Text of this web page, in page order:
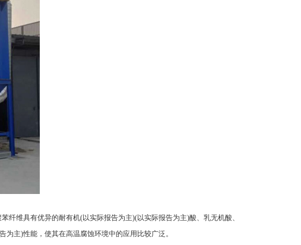
维具有优异的耐有机(以实际报告为主)(以实际报告为主)酸、乳无机酸、
主)性能，使其在高温腐蚀环境中的应用比较广泛。